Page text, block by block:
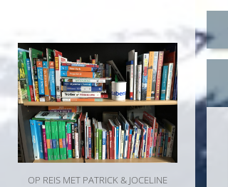
OP REIS MET PATRICK & JOCELINE